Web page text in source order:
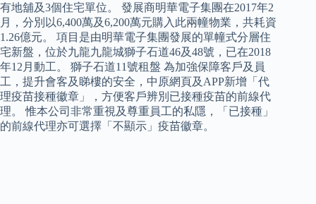
有地舖及3個住宅單位。 發展商明華電子集團在2017年2
月，分別以6,400萬及6,200萬元購入此兩幢物業，共耗資
1.26億元。 項目是由明華電子集團發展的單幢式分層住
宅新盤，位於九龍九龍城獅子石道46及48號，已在2018
年12月動工。 獅子石道11號租盤 為加強保障客戶及員
工，提升會客及睇樓的安全，中原網頁及APP新增「代
理疫苗接種徽章」，方便客戶辨別已接種疫苗的前線代
理。 惟本公司非常重視及尊重員工的私隱，「已接種」
的前線代理亦可選擇「不顯示」疫苗徽章。